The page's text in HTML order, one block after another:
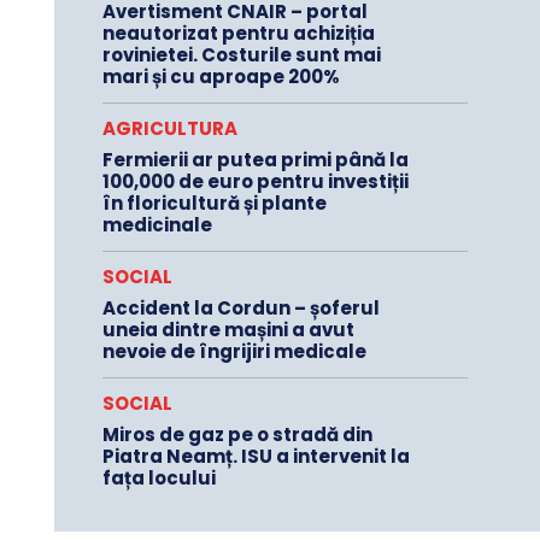
Avertisment CNAIR – portal
neautorizat pentru achiziția
rovinietei. Costurile sunt mai
mari și cu aproape 200%
AGRICULTURA
Fermierii ar putea primi până la
100,000 de euro pentru investiții
în floricultură și plante
medicinale
SOCIAL
Accident la Cordun – șoferul
uneia dintre mașini a avut
nevoie de îngrijiri medicale
SOCIAL
Miros de gaz pe o stradă din
Piatra Neamț. ISU a intervenit la
fața locului